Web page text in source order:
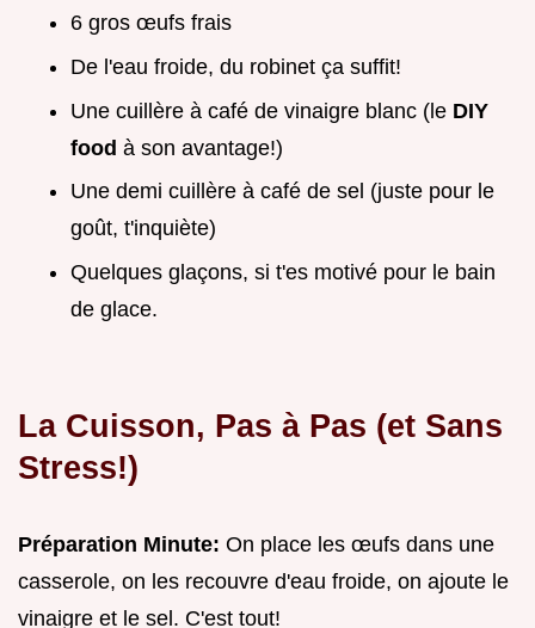
6 gros œufs frais
De l'eau froide, du robinet ça suffit!
Une cuillère à café de vinaigre blanc (le DIY
food à son avantage!)
Une demi cuillère à café de sel (juste pour le
goût, t'inquiète)
Quelques glaçons, si t'es motivé pour le bain
de glace.
La Cuisson, Pas à Pas (et Sans
Stress!)
Préparation Minute: On place les œufs dans une
casserole, on les recouvre d'eau froide, on ajoute le
vinaigre et le sel. C'est tout!